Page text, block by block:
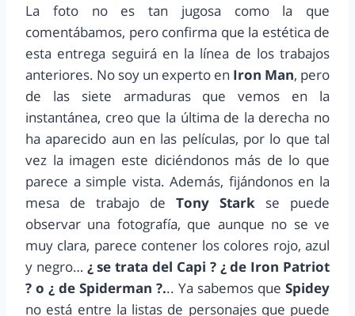
La foto no es tan jugosa como la que
comentábamos, pero confirma que la estética de
esta entrega seguirá en la línea de los trabajos
anteriores. No soy un experto en Iron Man, pero
de las siete armaduras que vemos en la
instantánea, creo que la última de la derecha no
ha aparecido aun en las películas, por lo que tal
vez la imagen este diciéndonos más de lo que
parece a simple vista. Además, fijándonos en la
mesa de trabajo de Tony Stark se puede
observar una fotografía, que aunque no se ve
muy clara, parece contener los colores rojo, azul
y negro… ¿ se trata del Capi ? ¿ de Iron Patriot
? o ¿ de Spiderman ?... Ya sabemos que Spidey
no está entre la listas de personajes que puede